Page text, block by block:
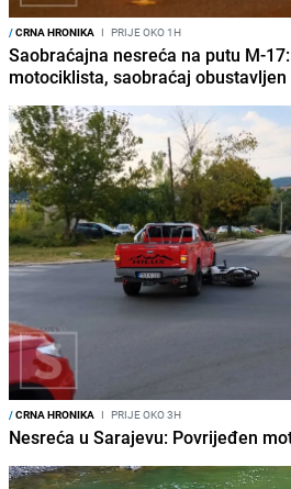
/CRNA HRONIKA I PRIJE OKO 1H
Saobraćajna nesreća na putu M-
motociklista, saobraćaj obustavljen
/CRNA HRONIKA I PRIJE OKO 3H
Nesreća u Sarajevu: Povrijeđen